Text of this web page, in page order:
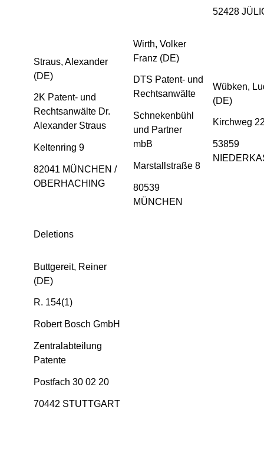
52428
Straus, Alexander
(DE)
2K Patent- und
Rechtsanwälte Dr.
Alexander Straus
Keltenring 9
82041 MÜNCHEN /
OBERHACHING
Wirth, Volker
Franz (DE)
DTS Patent- und
Rechtsanwälte
Schnekenbühl
und Partner
mbB
Marstallstraße 8
80539
MÜNCHEN
Wübken,
(DE)
Kirchweg
53859
Deletions
Buttgereit, Reiner
(DE)
R. 154(1)
Robert Bosch GmbH
Zentralabteilung
Patente
Postfach 30 02 20
70442 STUTTGART